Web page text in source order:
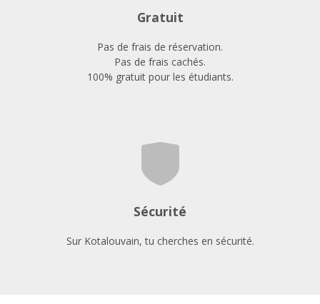
Gratuit
Pas de frais de réservation.
Pas de frais cachés.
100% gratuit pour les étudiants.
Sécurité
Sur Kotalouvain, tu cherches en sécurité.